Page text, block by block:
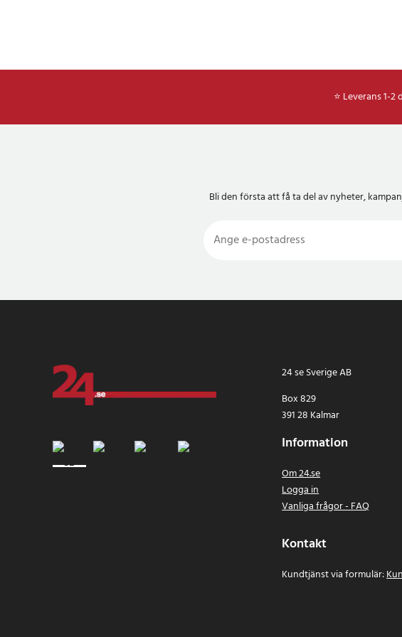
⭐ Leverans 1-2
Bli den första att få ta del av nyheter,
24 se Sverige AB
Box 829
391 28 Kalmar
Information
Om 24.se
Logga in
Vanliga frågor - FAQ
Kontakt
Kundtjänst via formulär: